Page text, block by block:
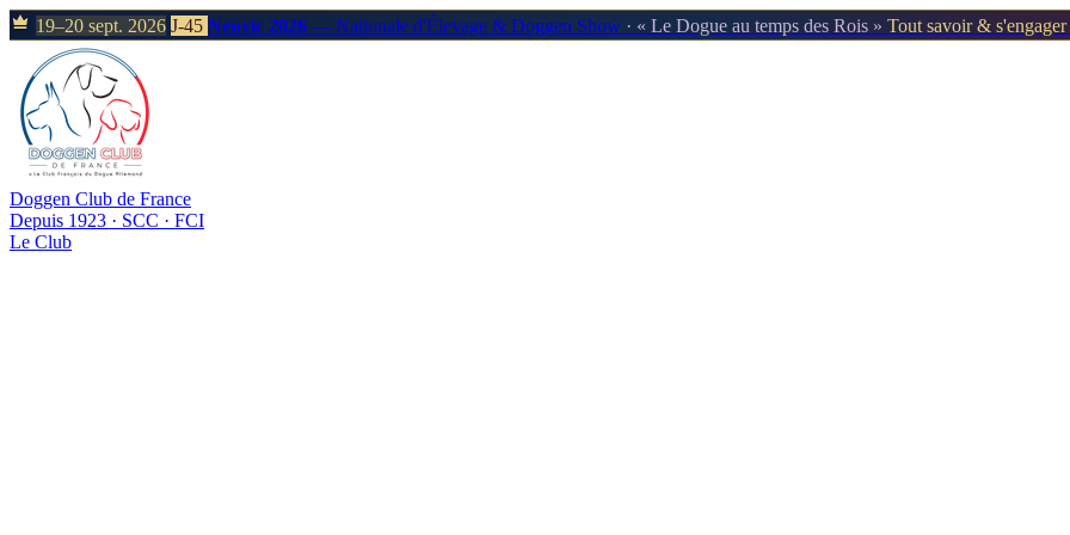
19–20 sept. 2026 J-45 Neuvic 2026 — Nationale d'Élevage & Doggen Show · « Le Dogue au temps des Rois » Tout savoir &
Doggen Club de France
Depuis 1923 · SCC · FCI
Le Club